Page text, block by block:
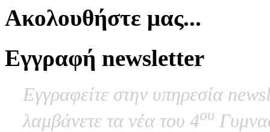
Ακολουθήστε μας...
Εγγραφή newsletter
Εγγραφείτε στην υπηρεσία
λαμβάνετε τα νέα του 4ου